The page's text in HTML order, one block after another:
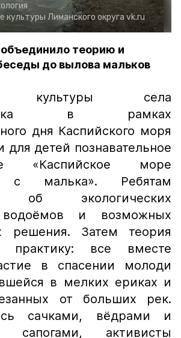
культуры Лиманского округа vk.ru
теорию и
до вылова мальков
культуры села
в рамках
дня Каспийского моря
для детей познавательное
«Каспийское море
с малька». Ребятам
об экологических
водоёмов и возможных
решения. Затем теория
все вместе
в спасении молоди
в мелких ериках и
от больших рек.
сачками, вёдрами и
сапогами, активисты